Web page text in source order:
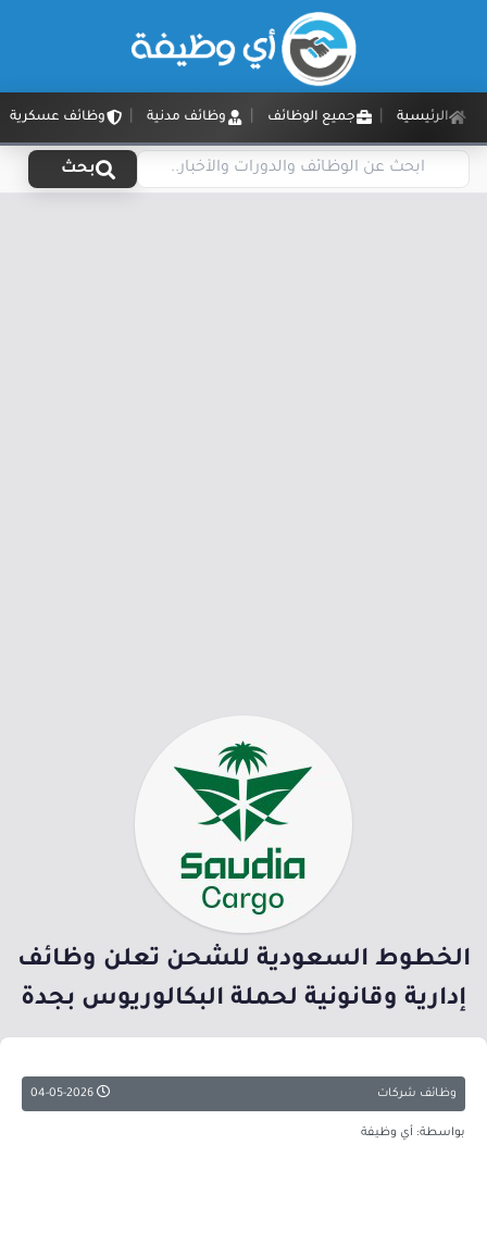
الرئيسية جميع الوظائف وظائف مدنية وظائف عسكرية
بحث
الخطوط السعودية للشحن تعلن وظائف
إدارية وقانونية لحملة البكالوريوس بجدة
وظائف شركات
بواسطة: أي وظيفة